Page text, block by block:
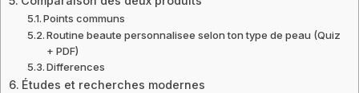
Points communs
Routine beaute personnalisee selon ton type de peau (Quiz
+ PDF)
Differences
Études et recherches modernes